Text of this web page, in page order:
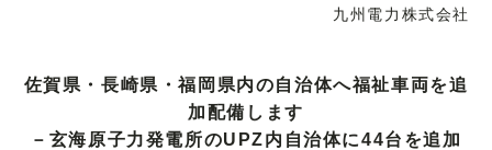
九州電力株式会社
佐賀県・長崎県・福岡県内の自治体へ福祉車両を追
加配備します
－玄海原子力発電所のUPZ内自治体に44台を追加